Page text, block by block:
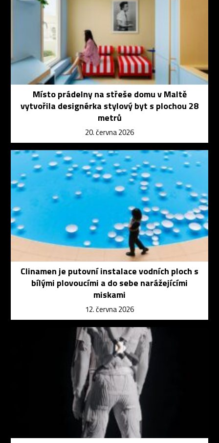
Místo prádelny na střeše domu v Maltě
vytvořila designérka stylový byt s plochou 28
metrů
20. června 2026
Clinamen je putovní instalace vodních ploch s
bílými plovoucími a do sebe narážejícími
miskami
12. června 2026